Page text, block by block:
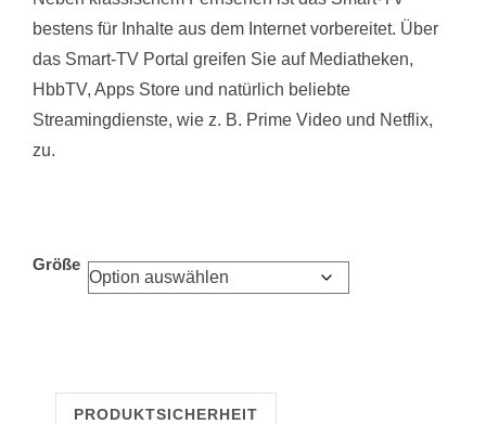
bestens für Inhalte aus dem Internet vorbereitet. Über
das Smart-TV Portal greifen Sie auf Mediatheken,
HbbTV, Apps Store und natürlich beliebte
Streamingdienste, wie z. B. Prime Video und Netflix,
zu.
Größe
PRODUKTSICHERHEIT